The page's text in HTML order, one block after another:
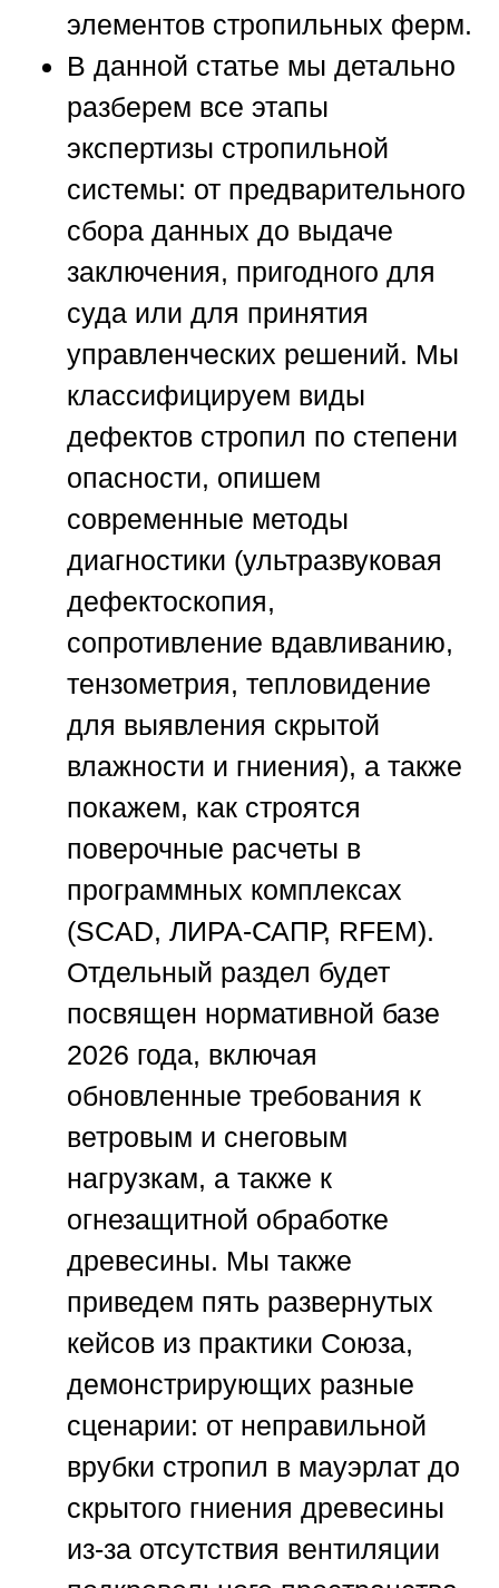
элементов стропильных ферм.
В данной статье мы детально
разберем все этапы
экспертизы стропильной
системы: от предварительного
сбора данных до выдаче
заключения, пригодного для
суда или для принятия
управленческих решений. Мы
классифицируем виды
дефектов стропил по степени
опасности, опишем
современные методы
диагностики (ультразвуковая
дефектоскопия,
сопротивление вдавливанию,
тензометрия, тепловидение
для выявления скрытой
влажности и гниения), а также
покажем, как строятся
поверочные расчеты в
программных комплексах
(SCAD, ЛИРА-САПР, RFEM).
Отдельный раздел будет
посвящен нормативной базе
2026 года, включая
обновленные требования к
ветровым и снеговым
нагрузкам, а также к
огнезащитной обработке
древесины. Мы также
приведем пять развернутых
кейсов из практики Союза,
демонстрирующих разные
сценарии: от неправильной
врубки стропил в мауэрлат до
скрытого гниения древесины
из-за отсутствия вентиляции